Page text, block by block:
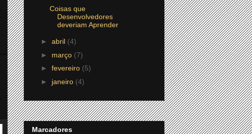
Coisas que
Desenvolvedores
deveriam Aprender
► abril (4)
► março (7)
► fevereiro (5)
► janeiro (4)
Marcadores